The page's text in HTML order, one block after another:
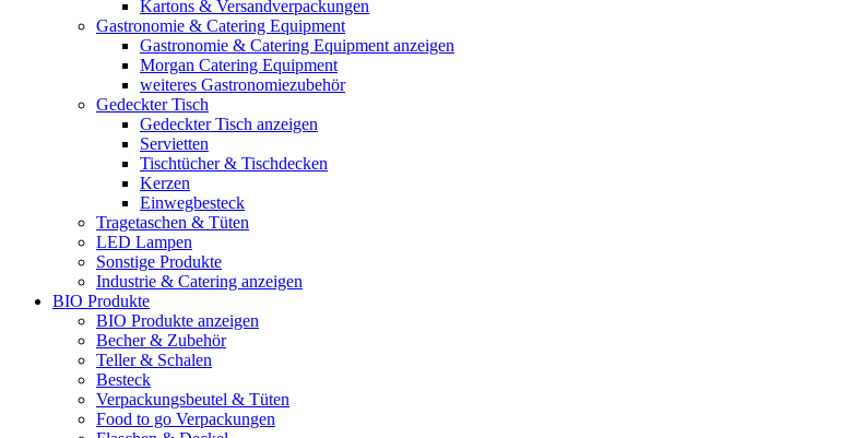
Kartons & Versandverpackungen
Gastronomie & Catering Equipment
Gastronomie & Catering Equipment anzeigen
Morgan Catering Equipment
weiteres Gastronomiezubehör
Gedeckter Tisch
Gedeckter Tisch anzeigen
Servietten
Tischtücher & Tischdecken
Kerzen
Einwegbesteck
Tragetaschen & Tüten
LED Lampen
Sonstige Produkte
Industrie & Catering anzeigen
BIO Produkte
BIO Produkte anzeigen
Becher & Zubehör
Teller & Schalen
Besteck
Verpackungsbeutel & Tüten
Food to go Verpackungen